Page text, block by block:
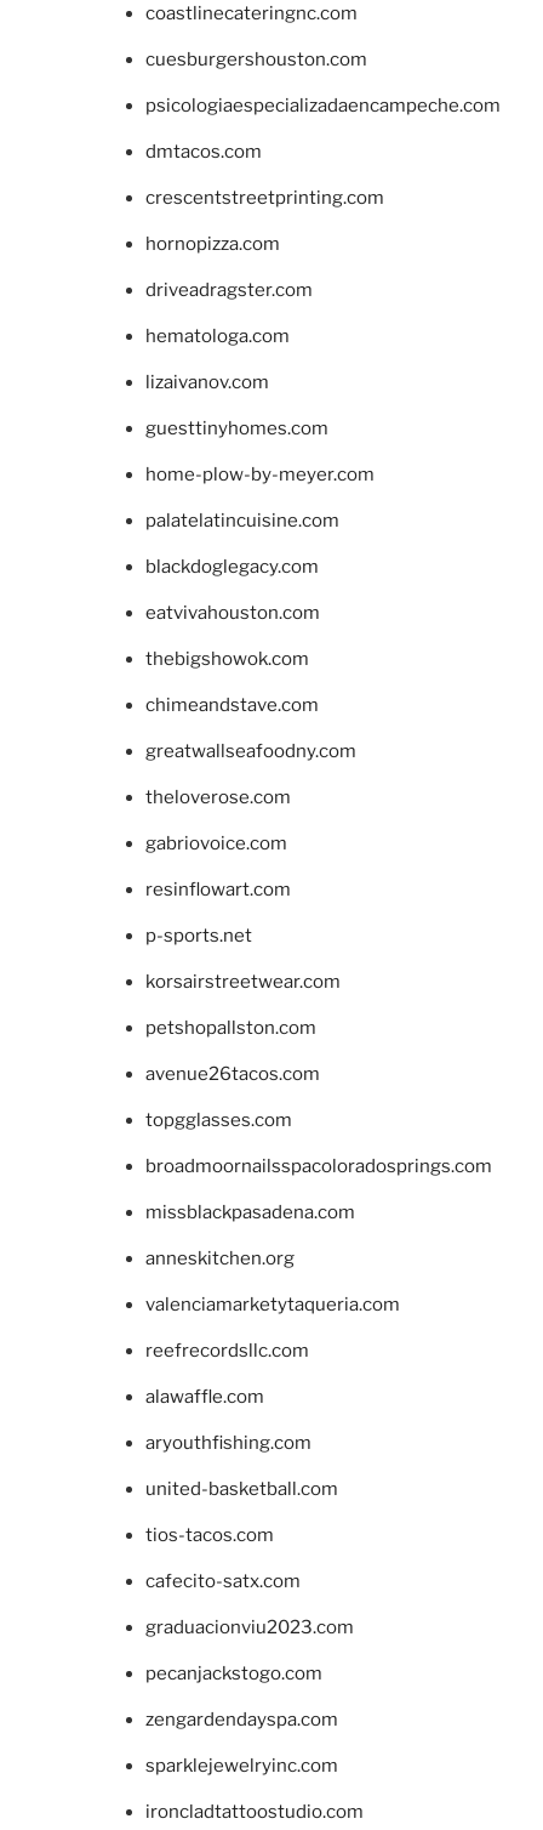
coastlinecateringnc.com
cuesburgershouston.com
psicologiaespecializadaencampeche.com
dmtacos.com
crescentstreetprinting.com
hornopizza.com
driveadragster.com
hematologa.com
lizaivanov.com
guesttinyhomes.com
home-plow-by-meyer.com
palatelatincuisine.com
blackdoglegacy.com
eatvivahouston.com
thebigshowok.com
chimeandstave.com
greatwallseafoodny.com
theloverose.com
gabriovoice.com
resinflowart.com
p-sports.net
korsairstreetwear.com
petshopallston.com
avenue26tacos.com
topgglasses.com
broadmoornailsspacoloradosprings.com
missblackpasadena.com
anneskitchen.org
valenciamarketytaqueria.com
reefrecordsllc.com
alawaffle.com
aryouthfishing.com
united-basketball.com
tios-tacos.com
cafecito-satx.com
graduacionviu2023.com
pecanjackstogo.com
zengardendayspa.com
sparklejewelryinc.com
ironcladtattoostudio.com